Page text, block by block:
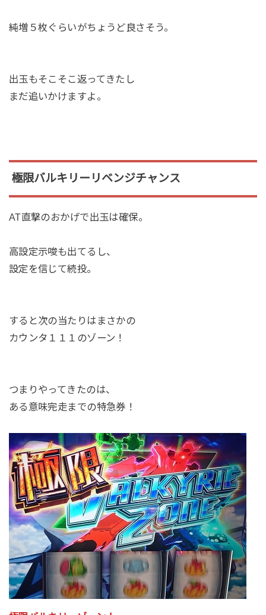
純増５枚ぐらいがちょうど良さそう。
出玉もそこそこ返ってきたし
まだ追いかけますよ。
極限バルキリーリベンジチャンス
AT直撃のおかげで出玉は確保。
高設定示唆も出てるし、
設定を信じて続投。
すると次の当たりはまさかの
カウンタ１１１のゾーン！
つまりやってきたのは、
ある意味完走までの特急券！